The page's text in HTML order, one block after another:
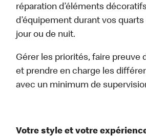
réparation d’éléments
d’équipement durant vos
jour ou de nuit.
Gérer les priorités, faire preuve
et prendre en charge les
avec un minimum de
Votre style et votre